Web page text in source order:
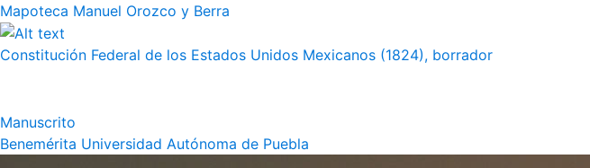
Mapoteca Manuel Orozco y Berra
Constitución Federal de los Estados Unidos Mexicanos (1824), borrador
Manuscrito
Benemérita Universidad Autónoma de Puebla